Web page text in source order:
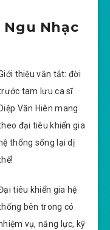
Ngu Nhạc
thiệu vắn tắt: đời
tam lưu ca sĩ
Diệp Văn Hiên mang
đại tiêu khiển gia
hệ thống sống lại dị
tiêu khiển gia hệ
bên trong có
vụ, năng lực, kỹ